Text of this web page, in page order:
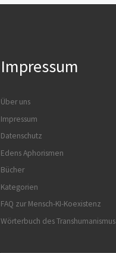
Impressum
Über uns
Impressum
Datenschutz
Edens Aphorismen
Bücher
Kategorien
FAQ zur Mensch-KI-Koexistenz
Wörterbuch des Transhumanismus